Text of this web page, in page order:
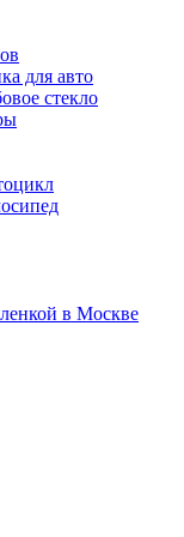
для авто
стекло
в Москве